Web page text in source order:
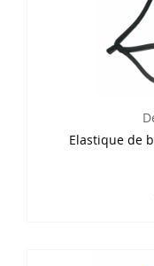
Elastique de